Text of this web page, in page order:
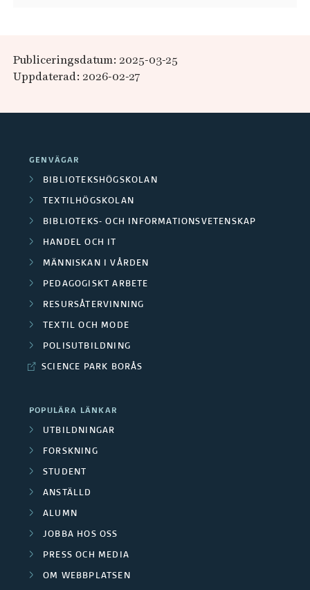
Publiceringsdatum: 2025-03-25
Uppdaterad: 2026-02-27
GENVÄGAR
BIBLIOTEKSHÖGSKOLAN
TEXTILHÖGSKOLAN
BIBLIOTEKS- OCH INFORMATIONSVETENSKAP
HANDEL OCH IT
MÄNNISKAN I VÅRDEN
PEDAGOGISKT ARBETE
RESURSÅTERVINNING
TEXTIL OCH MODE
POLISUTBILDNING
SCIENCE PARK BORÅS
POPULÄRA LÄNKAR
UTBILDNINGAR
FORSKNING
STUDENT
ANSTÄLLD
ALUMN
JOBBA HOS OSS
PRESS OCH MEDIA
OM WEBBPLATSEN